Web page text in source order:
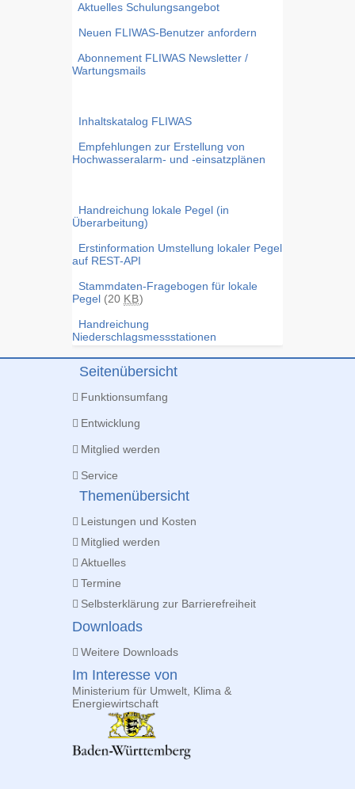
Aktuelles Schulungsangebot
Neuen FLIWAS-Benutzer anfordern
Abonnement FLIWAS Newsletter /
Wartungsmails
Inhaltskatalog FLIWAS
Empfehlungen zur Erstellung von
Hochwasseralarm- und -einsatzplänen
Handreichung lokale Pegel (in
Überarbeitung)
Erstinformation Umstellung lokaler Pegel
auf REST-API
Stammdaten-Fragebogen für lokale
Pegel (20 KB)
Handreichung
Niederschlagsmessstationen
Seitenübersicht
Funktionsumfang
Entwicklung
Mitglied werden
Service
Themenübersicht
Leistungen und Kosten
Mitglied werden
Aktuelles
Termine
Selbsterklärung zur Barrierefreiheit
Downloads
Weitere Downloads
Im Interesse von
Ministerium für Umwelt, Klima &
Energiewirtschaft